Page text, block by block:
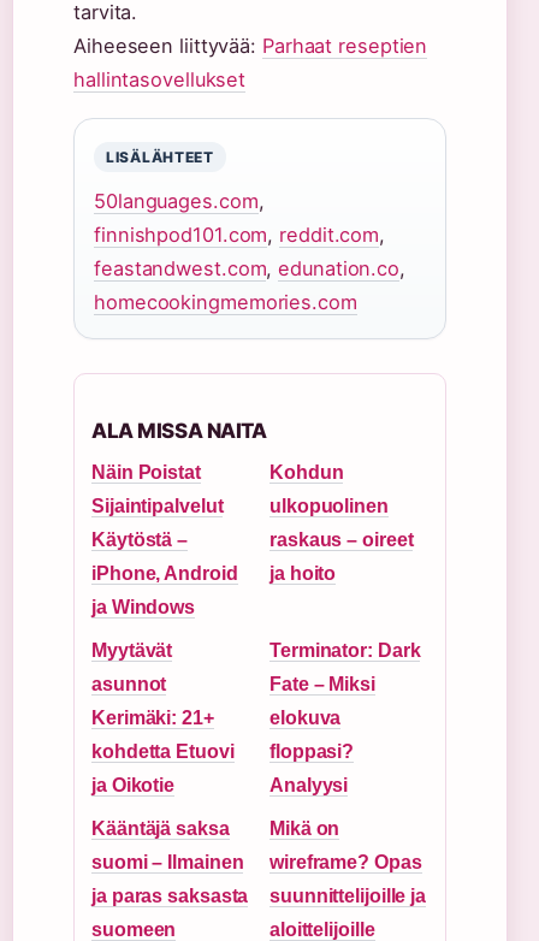
tarvita.
Aiheeseen liittyvää: Parhaat reseptien
hallintasovellukset
LISÄLÄHTEET
50languages.com,
finnishpod101.com, reddit.com,
feastandwest.com,edunation.co,
homecookingmemories.com
ALA MISSA NAITA
Näin Poistat
Sijaintipalvelut
Käytöstä –
iPhone, Android
ja Windows
Kohdun
ulkopuolinen
raskaus – oireet
ja hoito
Myytävät
asunnot
Kerimäki: 21+
kohdetta Etuovi
ja Oikotie
Terminator: Dark
Fate – Miksi
elokuva
floppasi?
Analyysi
Kääntäjä saksa
suomi – Ilmainen
ja paras saksasta
suomeen
Mikä on
wireframe? Opas
suunnittelijoille ja
aloittelijoille